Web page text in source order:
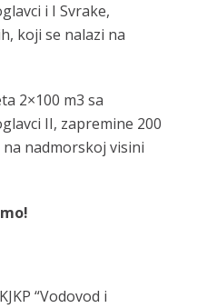
i I Svrake,
koji se nalazi na
2×100 m3 sa
II, zapremine 200
nadmorskoj visini
“Vodovod i